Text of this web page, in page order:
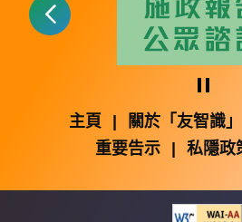
暫停
主頁 | 關於「友智識」
重要告示
| 私隱政